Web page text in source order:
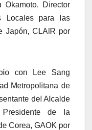
Okamoto, Director
Locales para las
Japón, CLAIR por
con Lee Sang
Metropolitana de
del Alcalde
de la
Corea, GAOK por